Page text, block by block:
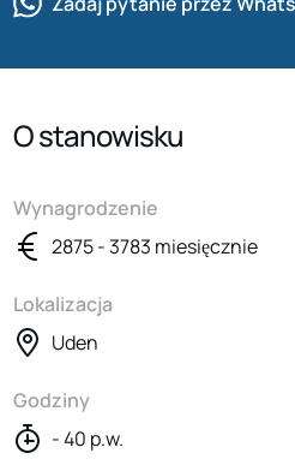
O stanowisku
Wynagrodzenie
2875 - 3783 miesięcznie
Lokalizacja
Uden
Godziny
- 40 p.w.